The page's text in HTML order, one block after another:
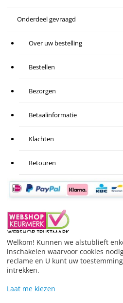
Onderdeel gevraagd
Over uw bestelling
Bestellen
Bezorgen
Betaalinformatie
Klachten
Retouren
BESTELLING HERROEPEN
© 1999-2026
toepasbaarheid van het product
Welkom! Kunnen we alstublieft
inschakelen waarvoor cookies
reclame en U kunt uw
intrekken.
Laat me kiezen